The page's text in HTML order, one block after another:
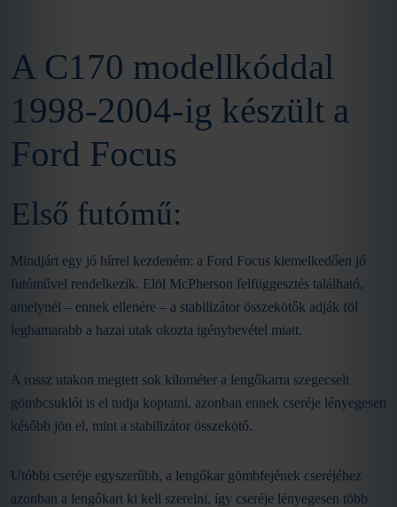
A C170 modellkóddal
1998-2004-ig készült a
Ford Focus
Első futómű:
Mindjárt egy jó hírrel kezdeném: a Ford Focus kiemelkedően jó
futóművel rendelkezik. Elöl McPherson felfüggesztés található,
amelynél – ennek ellenére – a stabilizátor összekötők adják föl
leghamarabb a hazai utak okozta igénybevétel miatt.
A rossz utakon megtett sok kilométer a lengőkarra szegecselt
gömbcsuklót is el tudja koptatni, azonban ennek cseréje lényegesen
később jön el, mint a stabilizátor összekötő.
Utóbbi cseréje egyszerűbb, a lengőkar gömbfejének cseréjéhez
azonban a lengőkart ki kell szerelni, így cseréje lényegesen több